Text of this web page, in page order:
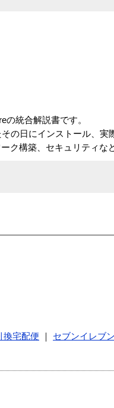
の統合解説書です。
の日にインストール、実
ク構築、セキュリティな
換宅配便
セブンイレブ